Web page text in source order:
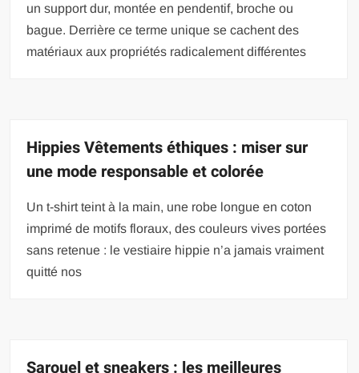
un support dur, montée en pendentif, broche ou
bague. Derrière ce terme unique se cachent des
matériaux aux propriétés radicalement différentes
Hippies Vêtements éthiques : miser sur
une mode responsable et colorée
Un t-shirt teint à la main, une robe longue en coton
imprimé de motifs floraux, des couleurs vives portées
sans retenue : le vestiaire hippie n’a jamais vraiment
quitté nos
Sarouel et sneakers : les meilleures